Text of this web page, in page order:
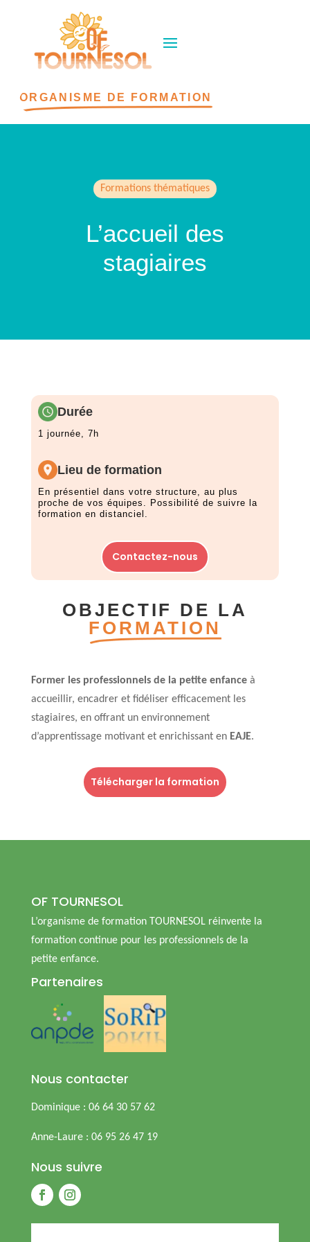
ORGANISME DE FORMATION
Formations thématiques
L’accueil des
stagiaires
Durée
1 journée, 7h
Lieu de formation
En présentiel dans votre structure, au plus
proche de vos équipes. Possibilité de suivre la
formation en distanciel.
Contactez-nous
OBJECTIF DE LA
FORMATION
Former les professionnels de la petite enfanceà
accueillir, encadrer et fidéliser efficacement les
stagiaires, en offrant un environnement
d’apprentissage motivant et enrichissant en EAJE.
Télécharger la formation
OF TOURNESOL
L’organisme de formation TOURNESOL réinvente la
formation continue pour les professionnels de la
petite enfance.
Partenaires
Nous contacter
Dominique : 06 64 30 57 62
Anne-Laure : 06 95 26 47 19
Nous suivre